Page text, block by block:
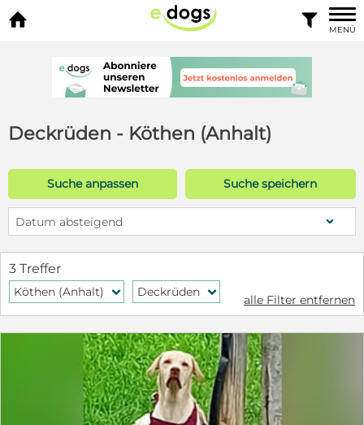
 
MENÜ
Deckrüden - Köthen (Anhalt)
Suche anpassen Suche speichern
Datum absteigend
3 Treffer
Köthen (Anhalt) f Deckrüden f
alle Filter entfernen